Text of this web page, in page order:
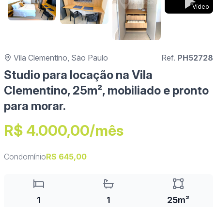
Vídeo
Vila Clementino, São Paulo Ref. PH52728
Studio para locação na Vila
Clementino, 25m², mobiliado e pronto
para morar.
R$ 4.000,00/mês
CondomínioR$ 645,00
1 1 25m²